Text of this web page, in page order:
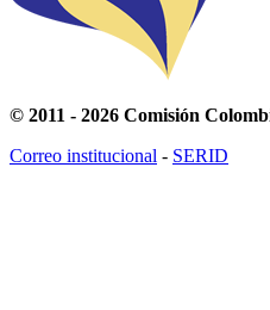
© 2011 - 2026 Comisión
Correo institucional - SERID